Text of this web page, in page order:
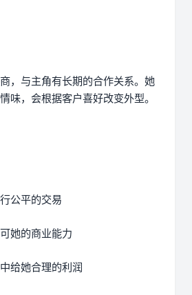
，与主角有长期的合作关系。她
味，会根据客户喜好改变外型。
公平的交易
她的商业能力
给她合理的利润